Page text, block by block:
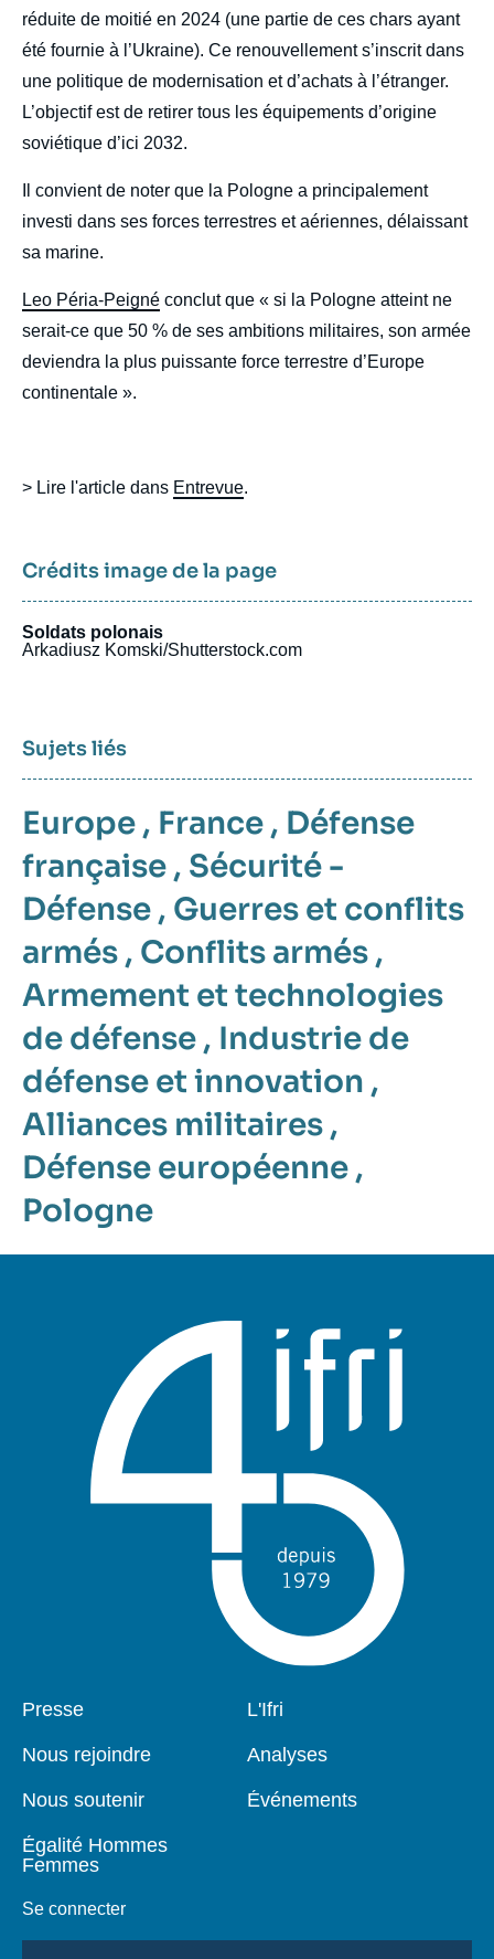
réduite de moitié en 2024 (une partie de ces chars ayant
été fournie à l’Ukraine). Ce renouvellement s’inscrit dans
une politique de modernisation et d’achats à l’étranger.
L’objectif est de retirer tous les équipements d’origine
soviétique d’ici 2032.
Il convient de noter que la Pologne a principalement
investi dans ses forces terrestres et aériennes, délaissant
sa marine.
Leo Péria-Peigné conclut que « si la Pologne atteint ne
serait-ce que 50 % de ses ambitions militaires, son armée
deviendra la plus puissante force terrestre d’Europe
continentale ».
> Lire l'article dans Entrevue.
Crédits image de la page
Soldats polonais
Arkadiusz Komski/Shutterstock.com
Sujets liés
Europe , France , Défense
française , Sécurité -
Défense , Guerres et conflits
armés , Conflits armés ,
Armement et technologies
de défense , Industrie de
défense et innovation ,
Alliances militaires ,
Défense européenne ,
Pologne
Pied
Presse
Nous rejoindre
Nous soutenir
Égalité Hommes
Femmes
Se connecter
Navigation
L'Ifri
Analyses
Événements